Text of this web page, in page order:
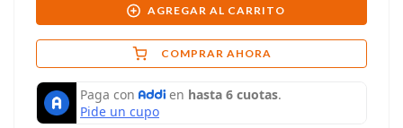
AGREGAR AL CARRITO
COMPRAR AHORA